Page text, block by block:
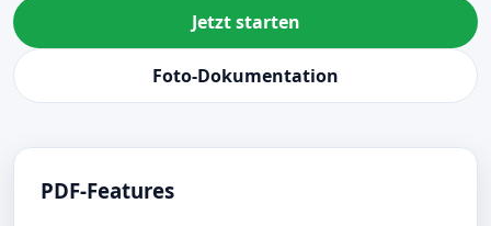
Jetzt starten
Foto-Dokumentation
PDF-Features